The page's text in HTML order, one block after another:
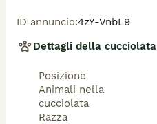
ID annuncio:4zY-VnbL9
Dettagli della cucciolata
Posizione
Animali nella
cucciolata
Razza